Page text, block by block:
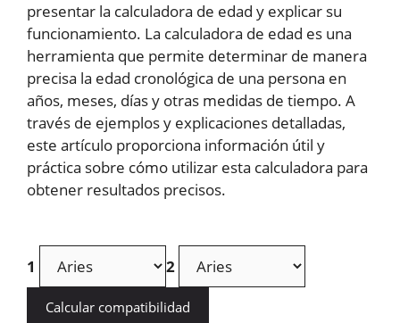
presentar la calculadora de edad y explicar su
funcionamiento. La calculadora de edad es una
herramienta que permite determinar de manera
precisa la edad cronológica de una persona en
años, meses, días y otras medidas de tiempo. A
través de ejemplos y explicaciones detalladas,
este artículo proporciona información útil y
práctica sobre cómo utilizar esta calculadora para
obtener resultados precisos.
1 2
Calcular compatibilidad